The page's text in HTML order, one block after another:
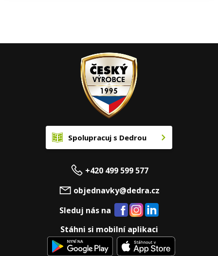
Spolupracuj s Dedrou
+420 499 599 577
objednavky@dedra.cz
Sleduj nás na
Stáhni si mobilní aplikaci